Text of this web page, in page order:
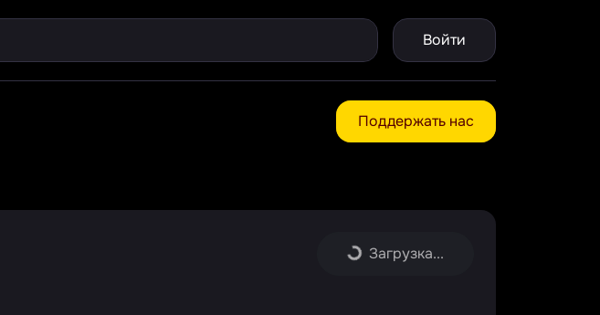
Войти
Поддержать нас
Загрузка...